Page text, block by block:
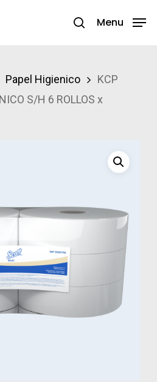
search
Menu
Papel Higienico
KCP
S/H 6 ROLLOS x